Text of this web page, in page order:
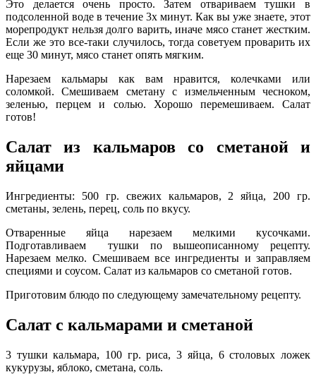
Это делается очень просто. Затем отвариваем тушки в
подсоленной воде в течение 3х минут. Как вы уже знаете, этот
морепродукт нельзя долго варить, иначе мясо станет жестким.
Если же это все-таки случилось, тогда советуем проварить их
еще 30 минут, мясо станет опять мягким.
Нарезаем кальмары как вам нравится, колечками или
соломкой. Смешиваем сметану с измельченным чесноком,
зеленью, перцем и солью. Хорошо перемешиваем. Салат
готов!
Салат из кальмаров со сметаной и
яйцами
Ингредиенты: 500 гр. свежих кальмаров, 2 яйца, 200 гр.
сметаны, зелень, перец, соль по вкусу.
Отваренные яйца нарезаем мелкими кусочками.
Подготавливаем тушки по вышеописанному рецепту.
Нарезаем мелко. Смешиваем все ингредиенты и заправляем
специями и соусом. Салат из кальмаров со сметаной готов.
Приготовим блюдо по следующему замечательному рецепту.
Салат с кальмарами и сметаной
3 тушки кальмара, 100 гр. риса, 3 яйца, 6 столовых ложек
кукурузы, яблоко, сметана, соль.